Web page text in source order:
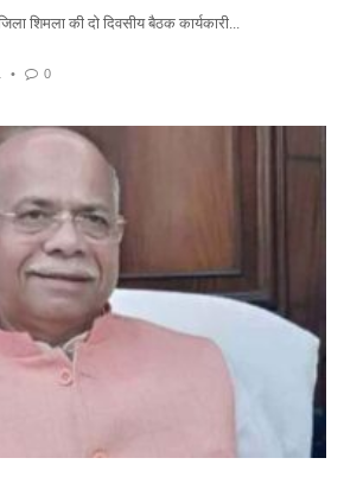
शिमला की दो दिवसीय बैठक कार्यकारी...
• 0